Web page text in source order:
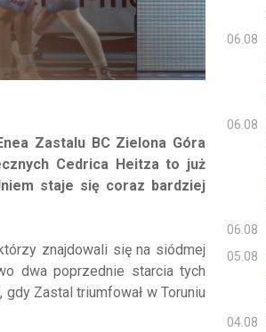
Zastalu BC Zielona Góra
Cedrica Heitza to już
staje się coraz bardziej
znajdowali się na siódmej
dwa poprzednie starcia tych
Zastal triumfował w Toruniu
06.08
06.08
06.08
05.08
04.08